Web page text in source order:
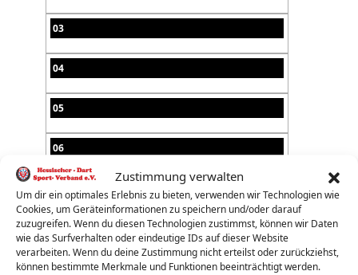
Zustimmung verwalten
Um dir ein optimales Erlebnis zu bieten, verwenden wir Technologien wie
Cookies, um Geräteinformationen zu speichern und/oder darauf
zuzugreifen. Wenn du diesen Technologien zustimmst, können wir Daten
wie das Surfverhalten oder eindeutige IDs auf dieser Website
verarbeiten. Wenn du deine Zustimmung nicht erteilst oder zurückziehst,
können bestimmte Merkmale und Funktionen beeinträchtigt werden.
03
04
05
06
07
08
09